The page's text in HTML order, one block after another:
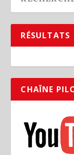
RÉSULTATS
CHAÎNE